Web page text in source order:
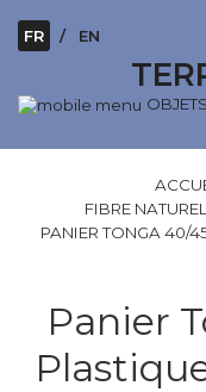
FR EN
FIBRE
PANIER TONGA 40/
Panier